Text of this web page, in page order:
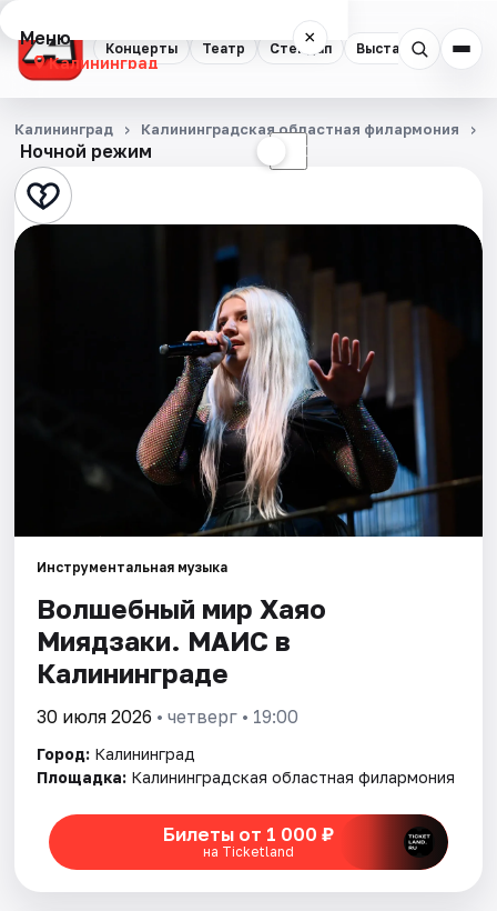
Концерты Театр Стендап Выставки
Меню ×
Калининград
Концерты
Театр
Стендап
Артисты
Рейтинги
Ночной режим ☾
Калининград Калининградская областная филармония
Инструментальная музыка
Волшебный мир Хаяо
Миядзаки. МАИС в
Калининграде
30 июля 2026 • четверг • 19:00
Город: Калининград
Площадка: Калининградская областная филармония
Билеты от 1 000 ₽
на Ticketland